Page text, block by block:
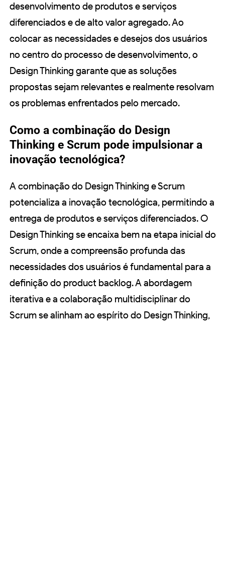
desenvolvimento de produtos e serviços
diferenciados e de alto valor agregado. Ao
colocar as necessidades e desejos dos usuários
no centro do processo de desenvolvimento, o
Design Thinking garante que as soluções
propostas sejam relevantes e realmente resolvam
os problemas enfrentados pelo mercado.
Como a combinação do Design
Thinking e Scrum pode impulsionar a
inovação tecnológica?
A combinação do Design Thinking e Scrum
potencializa a inovação tecnológica, permitindo a
entrega de produtos e serviços diferenciados. O
Design Thinking se encaixa bem na etapa inicial do
Scrum, onde a compreensão profunda das
necessidades dos usuários é fundamental para a
definição do product backlog. A abordagem
iterativa e a colaboração multidisciplinar do
Scrum se alinham ao espírito do Design Thinking,